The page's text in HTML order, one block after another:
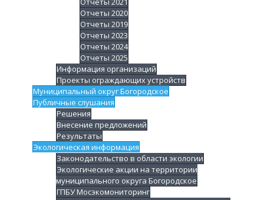
Отчеты 2020
Отчеты 2019
Отчеты 2023
Отчеты 2024
Отчеты 2025
Информация организаций
Проекты ограждающих устройств
Муниципальный округ Богородское
Публичные слушания
Решения
Внесение предложений
Результаты
Экологическая информация
Законодательство в области экологии
Экологические акции на территории
муниципального округа Богородское
ГПБУ Мосэкомониторинг